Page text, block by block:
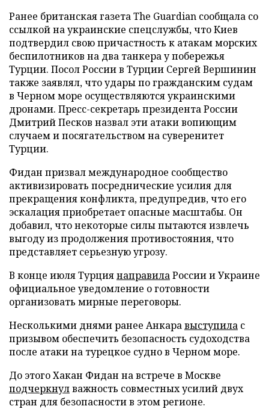
Ранее британская газета The Guardian сообщала со
ссылкой на украинские спецслужбы, что Киев
подтвердил свою причастность к атакам морских
беспилотников на два танкера у побережья
Турции. Посол России в Турции Сергей Вершинин
также заявлял, что удары по гражданским судам
в Черном море осуществляются украинскими
дронами. Пресс-секретарь президента России
Дмитрий Песков назвал эти атаки вопиющим
случаем и посягательством на суверенитет
Турции.
Фидан призвал международное сообщество
активизировать посреднические усилия для
прекращения конфликта, предупредив, что его
эскалация приобретает опасные масштабы. Он
добавил, что некоторые силы пытаются извлечь
выгоду из продолжения противостояния, что
представляет серьезную угрозу.
В конце июля ТурциянаправилаРоссии и Украине
официальное уведомление о готовности
организовать мирные переговоры.
Несколькими днями ранее Анкаравыступила с
призывом обеспечить безопасность судоходства
после атаки на турецкое судно в Черном море.
До этого Хакан Фидан на встрече в Москве
подчеркнулважность совместных усилий двух
стран для безопасности в этом регионе.